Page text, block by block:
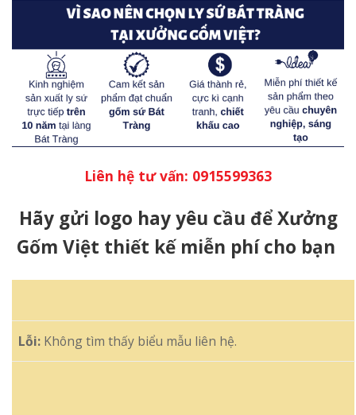
Liên hệ tư vấn: 0915599363
Hãy gửi logo hay yêu cầu để Xưởng
Gốm Việt thiết kế miễn phí cho bạn
Lỗi:Không tìm thấy biểu mẫu liên hệ.